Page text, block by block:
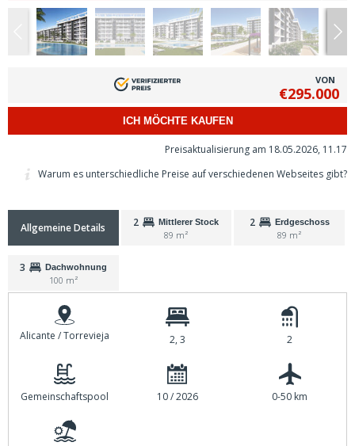
VON
€295.000
ICH MÖCHTE KAUFEN
Preisaktualisierung am 18.05.2026, 11.17
Warum es unterschiedliche Preise auf verschiedenen Webseites gibt?
Allgemeine Details 2 Mittlerer Stock
89 m²
2 Erdgeschoss
89 m²
3 Dachwohnung
100 m²
Alicante / Torrevieja 2, 3 2
Gemeinschaftspool 10 / 2026 0-50 km